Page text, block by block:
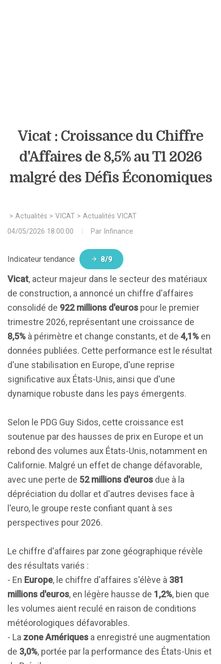
Vicat : Croissance du Chiffre
d'Affaires de 8,5% au T1 2026
malgré des Défis Économiques
> Actualités > VICAT > Actualités VICAT
04/05/2026 18:00:00
Par Infinance
Indicateur tendance 8/9
Vicat, acteur majeur dans le secteur des matériaux
de construction, a annoncé un chiffre d'affaires
consolidé de 922 millions d'euros pour le premier
trimestre 2026, représentant une croissance de
8,5% à périmètre et change constants, et de 4,1% en
données publiées. Cette performance est le résultat
d'une stabilisation en Europe, d'une reprise
significative aux États-Unis, ainsi que d'une
dynamique robuste dans les pays émergents.
Selon le PDG Guy Sidos, cette croissance est
soutenue par des hausses de prix en Europe et un
rebond des volumes aux États-Unis, notamment en
Californie. Malgré un effet de change défavorable,
avec une perte de 52 millions d'euros due à la
dépréciation du dollar et d'autres devises face à
l'euro, le groupe reste confiant quant à ses
perspectives pour 2026.
Le chiffre d'affaires par zone géographique révèle
des résultats variés :
- En Europe, le chiffre d'affaires s'élève à 381
millions d'euros, en légère hausse de 1,2%, bien que
les volumes aient reculé en raison de conditions
météorologiques défavorables.
- La zone Amériques a enregistré une augmentation
de 3,0%, portée par la performance des États-Unis et